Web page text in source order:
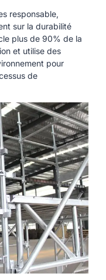
responsable,
sur la durabilité
plus de 90% de la
et utilise des
pour
de